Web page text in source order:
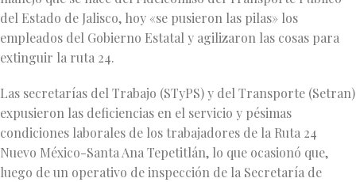
del Estado de Jalisco, hoy «se pusieron las pilas» los
empleados del Gobierno Estatal y agilizaron las cosas para
extinguir la ruta 24.
Las secretarías del Trabajo (STyPS) y del Transporte (Setran)
expusieron las deficiencias en el servicio y pésimas
condiciones laborales de los trabajadores de la Ruta 24
Nuevo México-Santa Ana Tepetitlán, lo que ocasionó que,
luego de un operativo de inspección de la Secretaría de